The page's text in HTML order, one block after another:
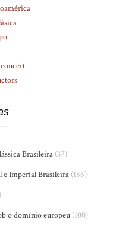
Brasileira (37)
e Imperial Brasileira (186)
o domínio europeu(100)